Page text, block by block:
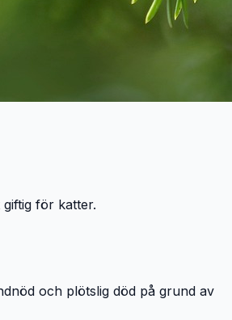
för katter.
och plötslig död på grund av